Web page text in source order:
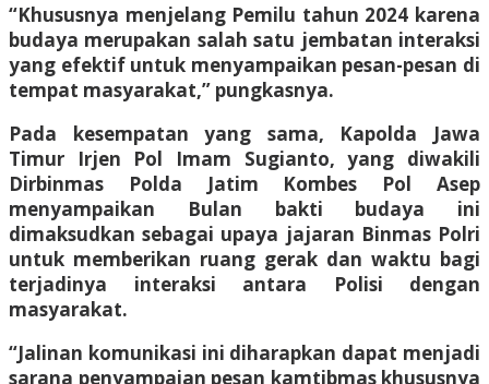
“Khususnya menjelang Pemilu tahun 2024 karena
budaya merupakan salah satu jembatan interaksi
yang efektif untuk menyampaikan pesan-pesan di
tempat masyarakat,” pungkasnya.
Pada kesempatan yang sama, Kapolda Jawa
Timur Irjen Pol Imam Sugianto, yang diwakili
Dirbinmas Polda Jatim Kombes Pol Asep
menyampaikan Bulan bakti budaya ini
dimaksudkan sebagai upaya jajaran Binmas Polri
untuk memberikan ruang gerak dan waktu bagi
terjadinya interaksi antara Polisi dengan
masyarakat.
“Jalinan komunikasi ini diharapkan dapat menjadi
sarana penyampaian pesan kamtibmas khususnya